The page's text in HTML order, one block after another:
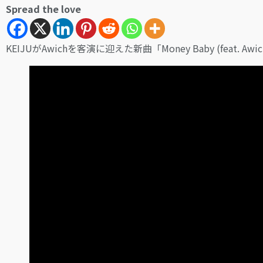
Spread the love
KEIJUがAwichを客演に迎えた新曲「Money Baby (feat.